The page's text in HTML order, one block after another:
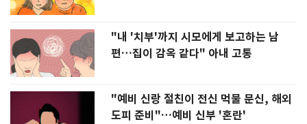
"내 '치부'까지 시모에게 보고하는 남
편…집이 감옥 같다" 아내 고통
"예비 신랑 절친이 전신 먹물 문신, 해외
도피 준비"…예비 신부 '혼란'